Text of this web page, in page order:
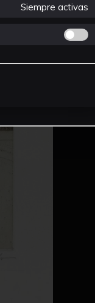
Siempre activas